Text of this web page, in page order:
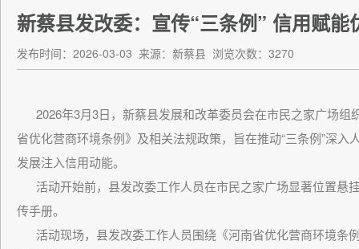
新蔡县发改委：宣传“三条例” 信用赋能
发布时间：2026-03-03 来源：新蔡县 浏览次数：3270
2026年3月3日，新蔡县发展和改革委员会在市民之家广场组
省优化营商环境条例》及相关法规政策，旨在推动“三条例”深
发展注入信用动能。
活动开始前，县发改委工作人员在市民之家广场显著位置悬
传手册。
活动现场，县发改委工作人员围绕《河南省优化营商环境条